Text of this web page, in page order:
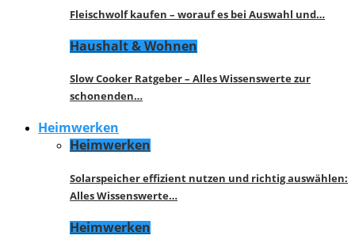
Fleischwolf kaufen – worauf es bei Auswahl und…
Haushalt & Wohnen
Slow Cooker Ratgeber – Alles Wissenswerte zur
schonenden…
Heimwerken
Heimwerken
Solarspeicher effizient nutzen und richtig auswählen:
Alles Wissenswerte…
Heimwerken